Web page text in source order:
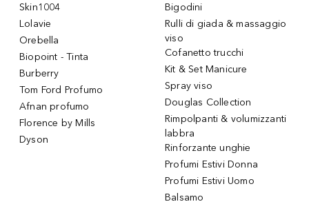
Skin1004
Lolavie
Orebella
Biopoint - Tinta
Burberry
Tom Ford Profumo
Afnan profumo
Florence by Mills
Dyson
Bigodini
Rulli di giada & massaggio
viso
Cofanetto trucchi
Kit & Set Manicure
Spray viso
Douglas Collection
Rimpolpanti & volumizzanti
labbra
Rinforzante unghie
Profumi Estivi Donna
Profumi Estivi Uomo
Balsamo